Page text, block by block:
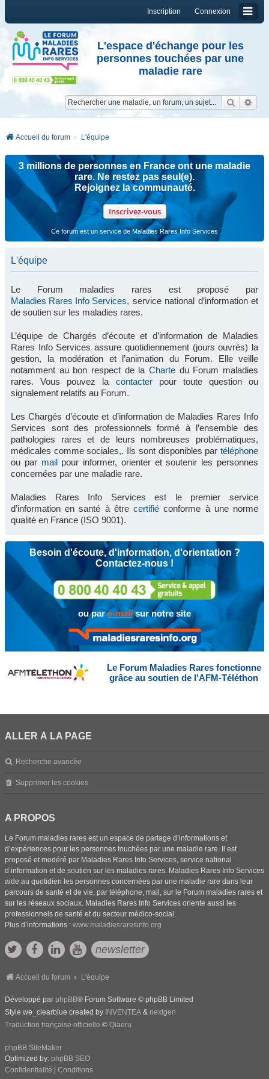
Connexion
Inscription
L'espace d'échange pour les
personnes touchées par une
maladie rare
Accueil du forum L'équipe
3 millions de personnes en France ont une maladie
rare. Ne restez pas seul(e).
Rejoignez la communauté.
Inscrivez-vous
Ce forum est un service de Maladies Rares Info Services
L'équipe
Le Forum maladies rares est proposé par
Maladies Rares Info Services, service national d’information et
de soutien sur les maladies rares.
L’équipe de Chargés d’écoute et d’information de Maladies
Rares Info Services assure quotidiennement (jours ouvrés) la
gestion, la modération et l’animation du Forum. Elle veille
notamment au bon respect de la Charte du Forum maladies
rares. Vous pouvez la contacterpour toute question ou
signalement relatifs au Forum.
Les Chargés d’écoute et d’information de Maladies Rares Info
Services sont des professionnels formé à l’ensemble des
pathologies rares et de leurs nombreuses problématiques,
médicales comme sociales,. Ils sont disponibles par téléphone
ou par mailpour informer, orienter et soutenir les personnes
concernées par une maladie rare.
Maladies Rares Info Services est le premier service
d’information en santé à êtrecertifié conforme à une norme
qualité en France (ISO 9001).
Besoin d'écoute, d'information, d'orientation ?
Contactez-nous !
ou pare-mailsur notre site
Le Forum Maladies Rares fonctionne
grâce au soutien de l'AFM-Téléthon
ALLER À LA PAGE
Recherche avancée
Supprimer les cookies
A PROPOS
Le Forum maladies rares est un espace de partage d’informations et
d’expériences pour les personnes touchées par une maladie rare. Il est
proposé et modéré par Maladies Rares Info Services, service national
d’information et de soutien sur les maladies rares. Maladies Rares Info Services
aide au quotidien les personnes concernées par une maladie rare dans leur
parcours de santé et de vie, par téléphone, mail, sur le Forum maladies rares et
sur les réseaux sociaux. Maladies Rares Info Services oriente aussi les
professionnels de santé et du secteur médico-social.
Plus d’informations : www.maladiesraresinfo.org
newsletter
Accueil du forum L'équipe
Développé par phpBB® Forum Software © phpBB Limited
Style we_clearblue created by INVENTEA & nextgen
Traduction française officielle © Qiaeru
phpBB SiteMaker
Optimized by: phpBB SEO
Confidentialité
Conditions